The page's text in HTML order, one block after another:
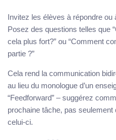
Invitez les élèves à répondre
Posez des questions telles que
cela plus fort?” ou “Comment
partie ?”
Cela rend la communication
au lieu du monologue d’un
“Feedforward” – suggérez
prochaine tâche, pas seulement
celui-ci.